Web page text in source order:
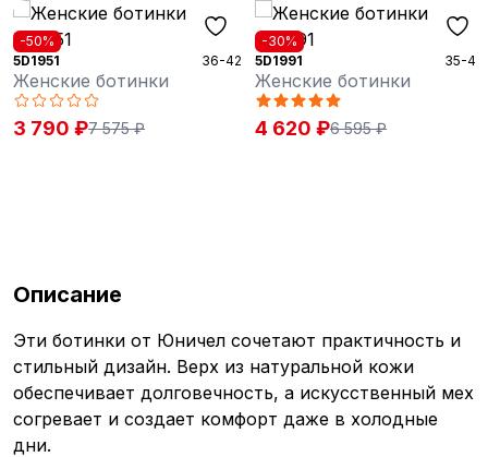
-50%
5D1951
36-42
Женские ботинки
3 790 ₽7 575 ₽
-30%
5D1991
35-42
Женские ботинки
4 620 ₽6 595 ₽
Описание
Эти ботинки от Юничел сочетают практичность и
стильный дизайн. Верх из натуральной кожи
обеспечивает долговечность, а искусственный мех
согревает и создает комфорт даже в холодные
дни.